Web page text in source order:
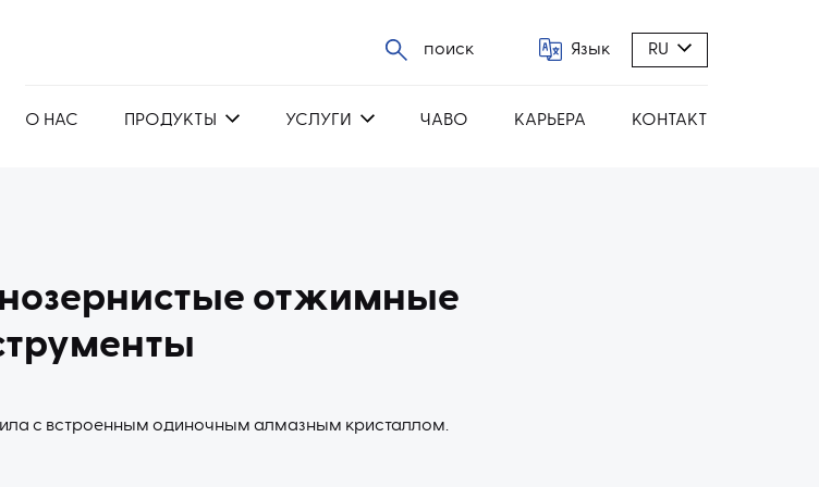
поиск Язык RU
О НАС ПРОДУКТЫ УСЛУГИ ЧАВО КАРЬЕРА КОНТАКТ
отжимные
с встроенным одиночным алмазным кристаллом.